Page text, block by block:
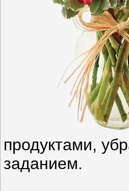
продуктами,
заданием.